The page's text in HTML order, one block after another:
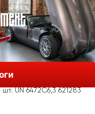
UN 6472C6,3 621283